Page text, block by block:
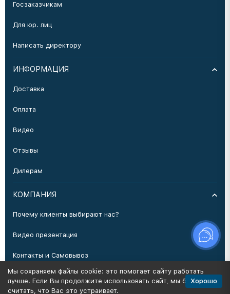
Госзаказчикам
Для юр. лиц
Написать директору
ИНФОРМАЦИЯ
Доставка
Оплата
Видео
Отзывы
Дилерам
КОМПАНИЯ
Почему клиенты выбирают нас?
Видео презентация
Контакты и Самовывоз
Производство
Мы сохраняем файлы cookie: это помогает сайту работать
лучше. Если Вы продолжите использовать сайт, мы будем
считать, что Вас это устраивает.
Хорошо